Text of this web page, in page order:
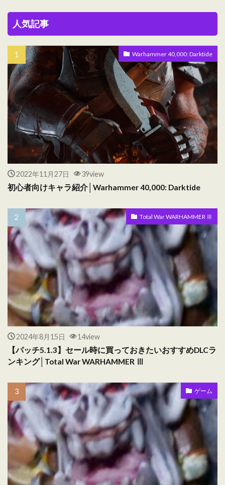
人気記事
Warhammer 40,000: Darktide
2022年11月27日 39view
初心者向けキャラ紹介│Warhammer 40,000: Darktide
Total War WARHAMMER Ⅲ
2024年8月15日 14view
【パッチ5.1.3】セール時に買っておきたいおすすめDLCラ
ンキング│Total War WARHAMMER Ⅲ
ゲーム